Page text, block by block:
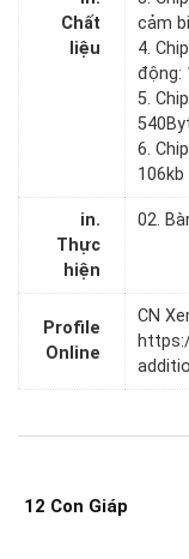
Chất
liệu
cảm
4.
động:
5.
6.
in.
Thực
hiện
02.
Profile
Online
CN
12 Con Giáp